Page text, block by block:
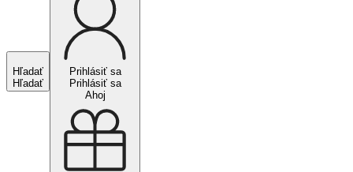
Hľadať
Hľadať
Prihlásiť sa
Prihlásiť sa
Ahoj